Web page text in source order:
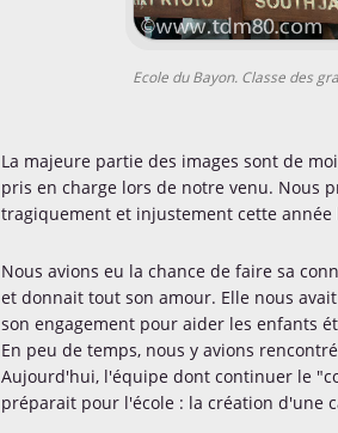
Ecole du Bayon. Classe des
La majeure partie des images sont de
pris en charge lors de notre venu. Nous
tragiquement et injustement cette
Nous avions eu la chance de faire sa
et donnait tout son amour. Elle nous
son engagement pour aider les enfants
En peu de temps, nous y avions
Aujourd'hui, l'équipe dont continuer le
préparait pour l'école : la création d'une